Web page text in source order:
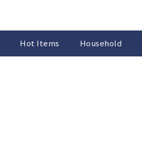
Hot Items Household